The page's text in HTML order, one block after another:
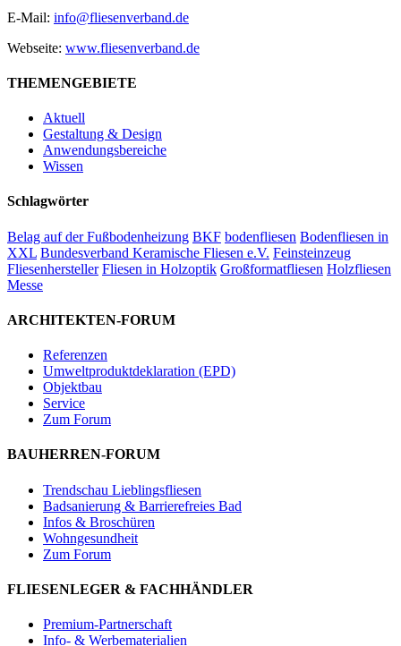
E-Mail: info@fliesenverband.de
Webseite: www.fliesenverband.de
THEMENGEBIETE
Aktuell
Gestaltung & Design
Anwendungsbereiche
Wissen
Schlagwörter
Belag auf der Fußbodenheizung BKF bodenfliesen Bodenfliesen in
XXL Bundesverband Keramische Fliesen e.V. Feinsteinzeug
Fliesenhersteller Fliesen in Holzoptik Großformatfliesen Holzfliesen
Messe
ARCHITEKTEN-FORUM
Referenzen
Umweltproduktdeklaration (EPD)
Objektbau
Service
Zum Forum
BAUHERREN-FORUM
Trendschau Lieblingsfliesen
Badsanierung & Barrierefreies Bad
Infos & Broschüren
Wohngesundheit
Zum Forum
FLIESENLEGER & FACHHÄNDLER
Premium-Partnerschaft
Info- & Werbematerialien